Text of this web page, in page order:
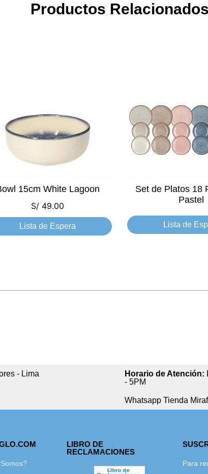
Productos Relacionados
15cm White Lagoon
S/ 49.00
Lista de Espera
Set de Platos 18
Pastel
Lista de
- Lima Horario de Atención:
- 5PM
Whatsapp Tienda
LIBRO DE
RECLAMACIONES
Para